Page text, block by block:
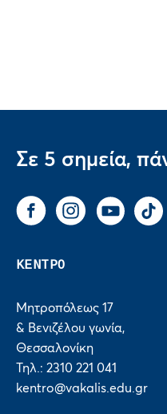
Σε 5 σημεία,
FacebookInstagram
You Tube Tik Tok
ΚΕΝΤΡΟ
Μητροπόλεως 17
& Βενιζέλου γωνία,
Θεσσαλονίκη
Τηλ.: 2310 221 041
kentro@vakalis.edu.gr